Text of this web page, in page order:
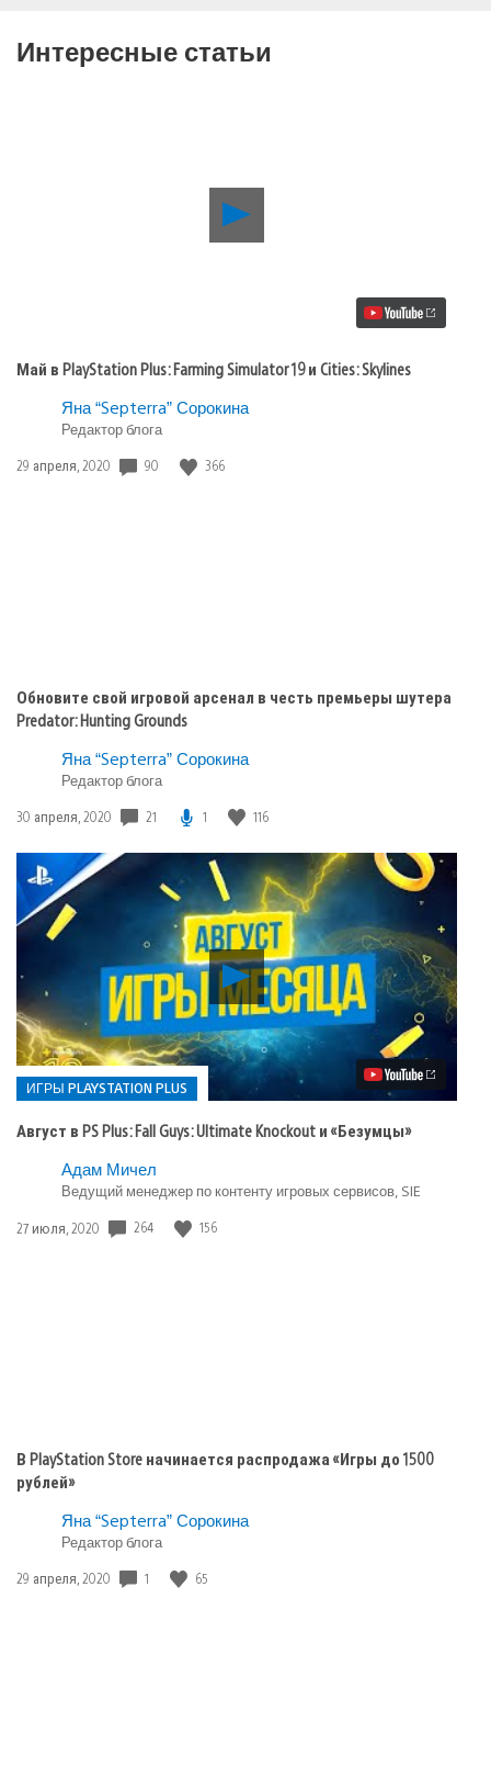
Интересные статьи
Воспроизвести
Май
19
Май в PlayStation Plus: Farming Simulator 19 и Cities: Skylines
Яна “Septerra” Сорокина
Редактор блога
Дата
29 апреля, 2020 90 366
Обновите свой игровой арсенал в честь премьеры шутера
Predator: Hunting Grounds
Яна “Septerra” Сорокина
Редактор блога
Дата
30 апреля, 2020 21 1 116
Воспроизвести
видео
Август
в
PS
Plus:
Fall
Guys:
Ultimate
«Безумцы»
ИГРЫ PLAYSTATION PLUS
Август в PS Plus: Fall Guys: Ultimate Knockout и «Безумцы»
Опубликовано
Игры
playstation
Адам Мичел
Ведущий менеджер по контенту игровых сервисов, SIE
Дата
27 июля, 2020 264 156
В PlayStation Store начинается распродажа «Игры до 1500
рублей»
Яна “Septerra” Сорокина
Редактор блога
Дата
29 апреля, 2020 1 65